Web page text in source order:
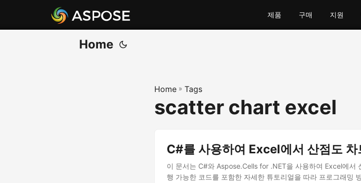
제품 구매 지원
Home
Home » Tags
scatter chart excel
C#를 사용하여 Excel에서 산점도 차
이 문서는 C#와 Aspose.Cells for .NET을 사용하여 Excel에서
행 가능한 코드를 포함한 자세한 튜토리얼을 따라 프로그래밍